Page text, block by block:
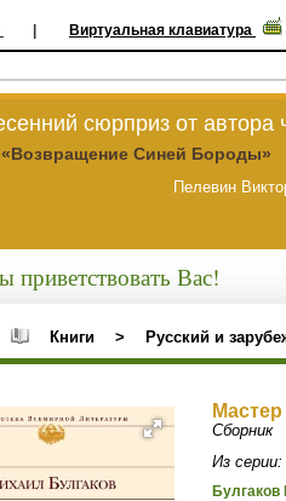
| Виртуальная клавиатура
сюрприз от автора
«Возвращение Синей Бороды»
Пелевин
Вас!
Книги > Русский и
Сборник
Из серии:
Булгаков